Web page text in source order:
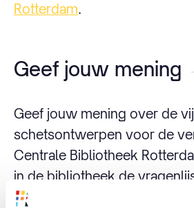
Rotterdam.
Geef jouw mening
Geef jouw mening over de
schetsontwerpen voor de
Centrale Bibliotheek
in de bibliotheek de
iPads of via de link